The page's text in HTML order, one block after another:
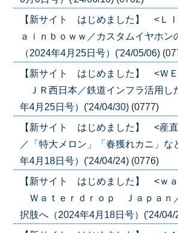
【新サイト はじめました】 <Ｌ
ａｉｎｂｏｗｗ／カスタムイヤホン
（2024年4月25日号）('24/05/06)
【新サイト はじめました】 <Ｗ
ＪＲ西日本／鉄道インフラ活用し
年4月25日号）('24/04/30) (0777)
【新サイト はじめました】 <産
／「特大メロン」「春獲れカニ」な
年4月18日号）('24/04/24) (0776)
【新サイト はじめました】 <ｗ
Ｗａｔｅｒｄｒｏｐ Ｊａｐａｎ
択肢へ（2024年4月18日号）('24/04/